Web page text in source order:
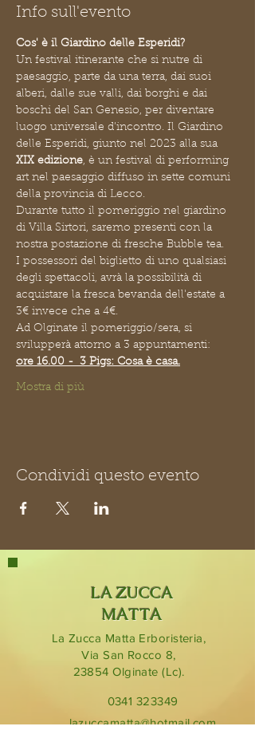
Info sull'evento
Cos' è il Giardino delle Esperidi?
Un festival itinerante che si nutre di
paesaggio, parte da una terra, dai suoi
alberi, dalle sue valli, dai borghi e dai
boschi del San Genesio, per diventare
luogo universale d’incontro. Il Giardino
delle Esperidi, giunto nel 2023 alla sua
XIX edizione, è un festival di performing
art nel paesaggio diffuso in sette comuni
della provincia di Lecco.
Durante tutto il pomeriggio nel giardino
di Villa Sirtori, saremo presenti con la
nostra postazione di fresche Bubble tea.
I possessori del biglietto di uno qualsiasi
degli spettacoli, avrà la possibilità di
acquistare la fresca bevanda dell'estate a
3€ invece che a 4€.
Ad Olginate il pomeriggio/sera, si
svilupperà attorno a 3 appuntamenti:
ore 16.00 -  3 Pigs: Cosa è casa.
Mostra di più
Condividi questo evento
LA ZUCCA
MATTA
La Zucca Matta Erboristeria,
Via San Rocco 8,
23854 Olginate (Lc).
0341 323349
lazuccamatta@hotmail.com